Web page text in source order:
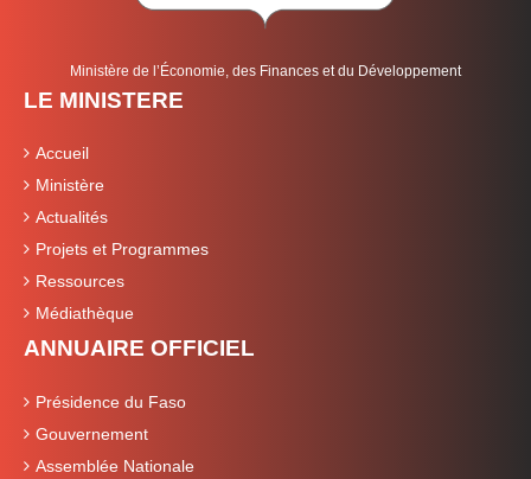
Ministère de l’Économie, des Finances et du Développement
LE MINISTERE
Accueil
Ministère
Actualités
Projets et Programmes
Ressources
Médiathèque
ANNUAIRE OFFICIEL
Présidence du Faso
Gouvernement
Assemblée Nationale